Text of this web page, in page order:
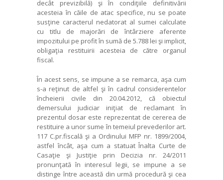
decât previzibilă) şi în condiţiile definitivării
acesteia în căile de atac specifice, nu se poate
susţine caracterul nedatorat al sumei calculate
cu titlu de majorări de întârziere aferente
impozitului pe profit în sumă de 5.788 lei şi implicit,
obligaţia restituirii acesteia de către organul
fiscal.
În acest sens, se impune a se remarca, aşa cum
s-a reţinut de altfel şi în cadrul considerentelor
încheierii civile din 20.04.2012, că obiectul
demersului judiciar iniţiat de reclamant în
prezentul dosar este reprezentat de cererea de
restituire a unor sume în temeiul prevederilor art.
117 C.pr.fiscală şi a Ordinului MFP nr. 1899/2004,
astfel încât, aşa cum a statuat Înalta Curte de
Casaţie şi Justiţie prin Decizia nr. 24/2011
pronunţată în interesul legii, se impune a se
distinge între această din urmă procedură şi cea